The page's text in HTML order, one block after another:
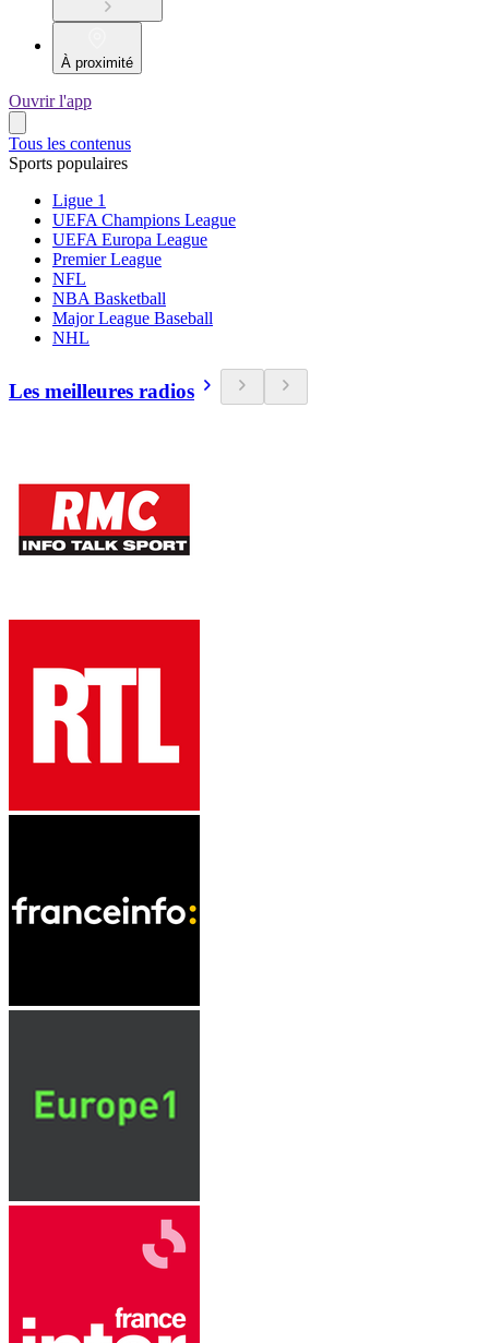
À proximité
Ouvrir l'app
Tous les contenus
Sports populaires
Ligue 1
UEFA Champions League
UEFA Europa League
Premier League
NFL
NBA Basketball
Major League Baseball
NHL
Les meilleures radios